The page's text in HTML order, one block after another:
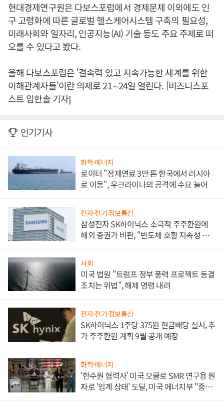
현대경제연구원은 다보스포럼에서 경제문제 이외에도 인
구 고령화에 따른 글로벌 헬스케어시스템 구축의 필요성,
미래사회와 일자리, 인공지능(AI) 기술 등도 주요 주제로 떠
오를 수 있다고 봤다.
올해 다보스포럼은 '결속력 있고 지속가능한 세계를 위한
이해관계자들'이란 의제로 21∼24일 열린다. [비즈니스포
스트 임한솔 기자]
인기기사
화학·에너지
로이터 "정제연료 3만 톤 한국에서 러시아
로 이동", 우크라이나의 공격에 수요 늘어
전자·전기·정보통신
삼성전자 SK하이닉스 소극적 주주환원에
해외 증권가 비판, "반도체 호황 지속성 의
사회
미국 법원 "트럼프 정부 풍력 프로젝트 동결
조치는 위법", 해제 명령 내려
전자·전기·정보통신
SK하이닉스 1주당 375원 현금배당 실시, 추
가 주주환원 계획 9월 공개 예정
화학·에너지
'한수원 협력사' 미국 오클로 SMR 연구용 원
자로 '임계 상태' 도달, 미국 에너지부 "중요